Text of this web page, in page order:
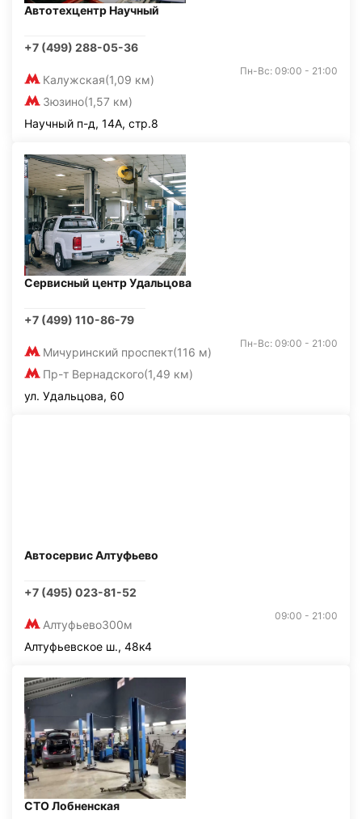
Автотехцентр Научный
+7 (499) 288-05-36
Калужская(1,09 км)
Зюзино(1,57 км)
Пн-Вс: 09:00 - 21:00
Научный п-д, 14А, стр.8
Сервисный центр Удальцова
+7 (499) 110-86-79
Мичуринский проспект(116 м)
Пр-т Вернадского(1,49 км)
Пн-Вс: 09:00 - 21:00
ул. Удальцова, 60
Автосервис Алтуфьево
+7 (495) 023-81-52
Алтуфьево300м
09:00 - 21:00
Алтуфьевское ш., 48к4
СТО Лобненская